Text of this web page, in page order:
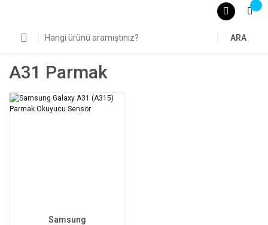
ARA
A31 Parmak
Samsung